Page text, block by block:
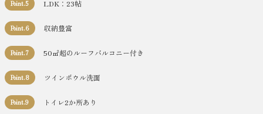
Point.5 LDK：23帖
Point.6 収納豊富
Point.7 50㎡超のルーフバルコニー付き
Point.8 ツインボウル洗面
Point.9 トイレ2か所あり